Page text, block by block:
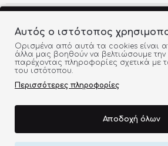
13,50€
ΠΡΟΣΘΗΚΗ
ΠΡΟΣΘΉΚΗ ΣΤΗ ΛΊΣΤΑ
Αυτός ο ιστότοπος
Ορισμένα από αυτά τα cookies είναι
άλλα μας βοηθούν να βελτιώσουμε την
παρέχοντας πληροφορίες σχετικά με
του ιστότοπου.
Περισσότερες πληροφορίες
Αποδοχή όλων